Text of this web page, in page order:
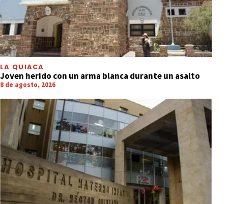
LA QUIACA
Joven herido con un arma blanca durante un asalto
8 de agosto, 2026